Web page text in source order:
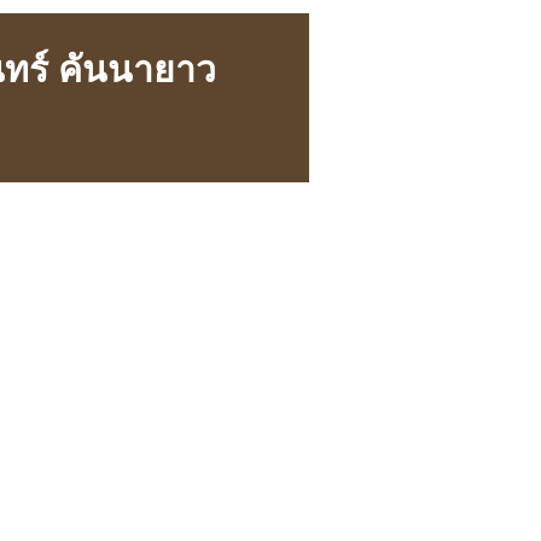
ร์ คันนายาว